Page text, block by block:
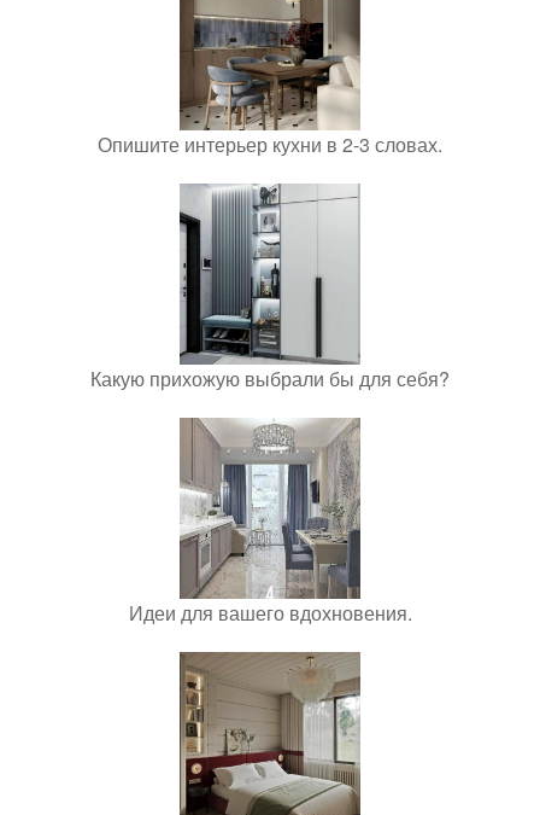
Опишите интерьер кухни в 2-3 словах.
Какую прихожую выбрали бы для себя?
Идеи для вашего вдохновения.